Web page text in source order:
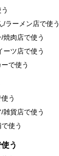
/ラーメン店で使う
焼肉店で使う
ーツ店で使う
で使う
う
雑貨店で使う
使う
う